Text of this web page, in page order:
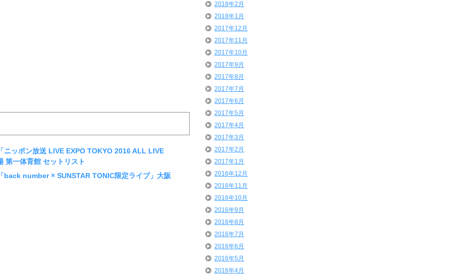
ッポン放送 LIVE EXPO TOKYO 2016 ALL LIVE
第一体育館 セットリスト
number × SUNSTAR TONIC限定ライブ」大阪
2018年2月
2018年1月
2017年12月
2017年11月
2017年10月
2017年9月
2017年8月
2017年7月
2017年6月
2017年5月
2017年4月
2017年3月
2017年2月
2017年1月
2016年12月
2016年11月
2016年10月
2016年9月
2016年8月
2016年7月
2016年6月
2016年5月
2016年4月